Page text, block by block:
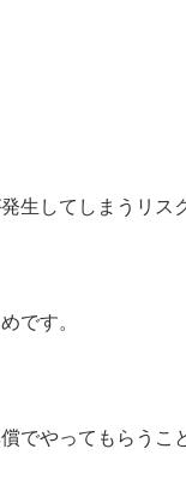
生してしまうリス
です。
でやってもらうこ